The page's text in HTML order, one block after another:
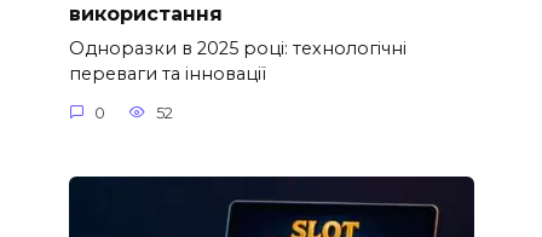
використання
Одноразки в 2025 році: технологічні
переваги та інновації
0 52